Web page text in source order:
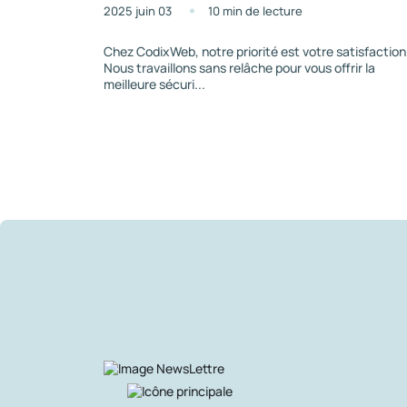
2025 juin 03 10 min de lecture
Chez CodixWeb, notre priorité est votre
Nous travaillons sans relâche pour vous offrir la
meilleure sécuri...